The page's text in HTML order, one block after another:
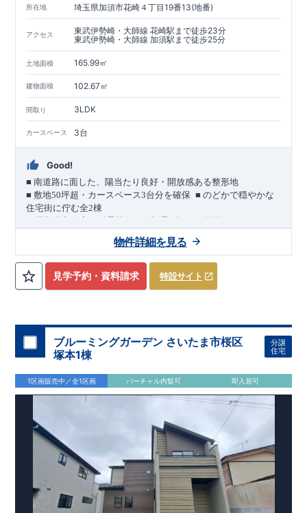
所在地 埼玉県加須市花崎４丁目19番13(地番)
アクセス
東武伊勢崎・大師線 花崎駅まで徒歩23分
東武伊勢崎・大師線 加須駅まで徒歩25分
土地面積 165.99㎡
建物面積 102.67㎡
間取り 3LDK
カースペース 3台
Good!
■南道路に面した、陽当たり良好・開放感ある整形地
■敷地50坪超・カースペース3台分を確保 ​■のどかで穏やかな
住宅街に佇む全2棟
（長期優良住宅／耐震等級３・制震ダンパー採用）
たりに恵まれた立地。
あり、
採光・通風・プライバシー性にも配慮した敷地計画で
す。
加須 徒歩13分
間取りのポイント
■ 1
号棟 LDK約19.5 帖のゆとりあるリビング ​陽当たりよく開放
感があります。
■共通
・主寝室は将来仕切れる可変型プラン ・2階洋室2部屋にウォー
クインクローゼット設置
太陽光発電（フラットプラン）採用 月額サービス料
ホテルライクで実用的な洗面空間 （オープンサニタリーirodori
詳細ページへ）
家計にやさしい住宅性能
長期優良住宅 住宅ローン控除額の優遇、 固定資産税の減額期間
延長など 税制面でのメリットが受けられます。
見学予約・資料請求 特設サイト
物件詳細を見る
ブルーミングガーデン さいたま市桜区
塚本1棟
分譲
住宅
1区画販売中／全1区画 バーチャル内覧可 即入居可